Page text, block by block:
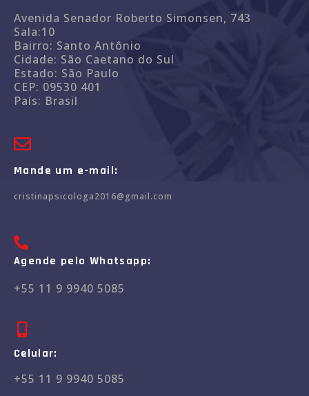
Avenida Senador Roberto Simonsen, 743
Sala:10
Bairro: Santo Antônio
Cidade: São Caetano do Sul
Estado: São Paulo
CEP: 09530 401
País: Brasil
Mande um e-mail:
cristinapsicologa2016@gmail.com
Agende pelo Whatsapp:
+55 11 9 9940 5085
Celular:
+55 11 9 9940 5085